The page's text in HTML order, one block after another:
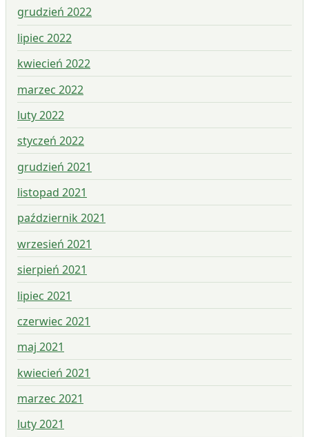
grudzień 2022
lipiec 2022
kwiecień 2022
marzec 2022
luty 2022
styczeń 2022
grudzień 2021
listopad 2021
październik 2021
wrzesień 2021
sierpień 2021
lipiec 2021
czerwiec 2021
maj 2021
kwiecień 2021
marzec 2021
luty 2021